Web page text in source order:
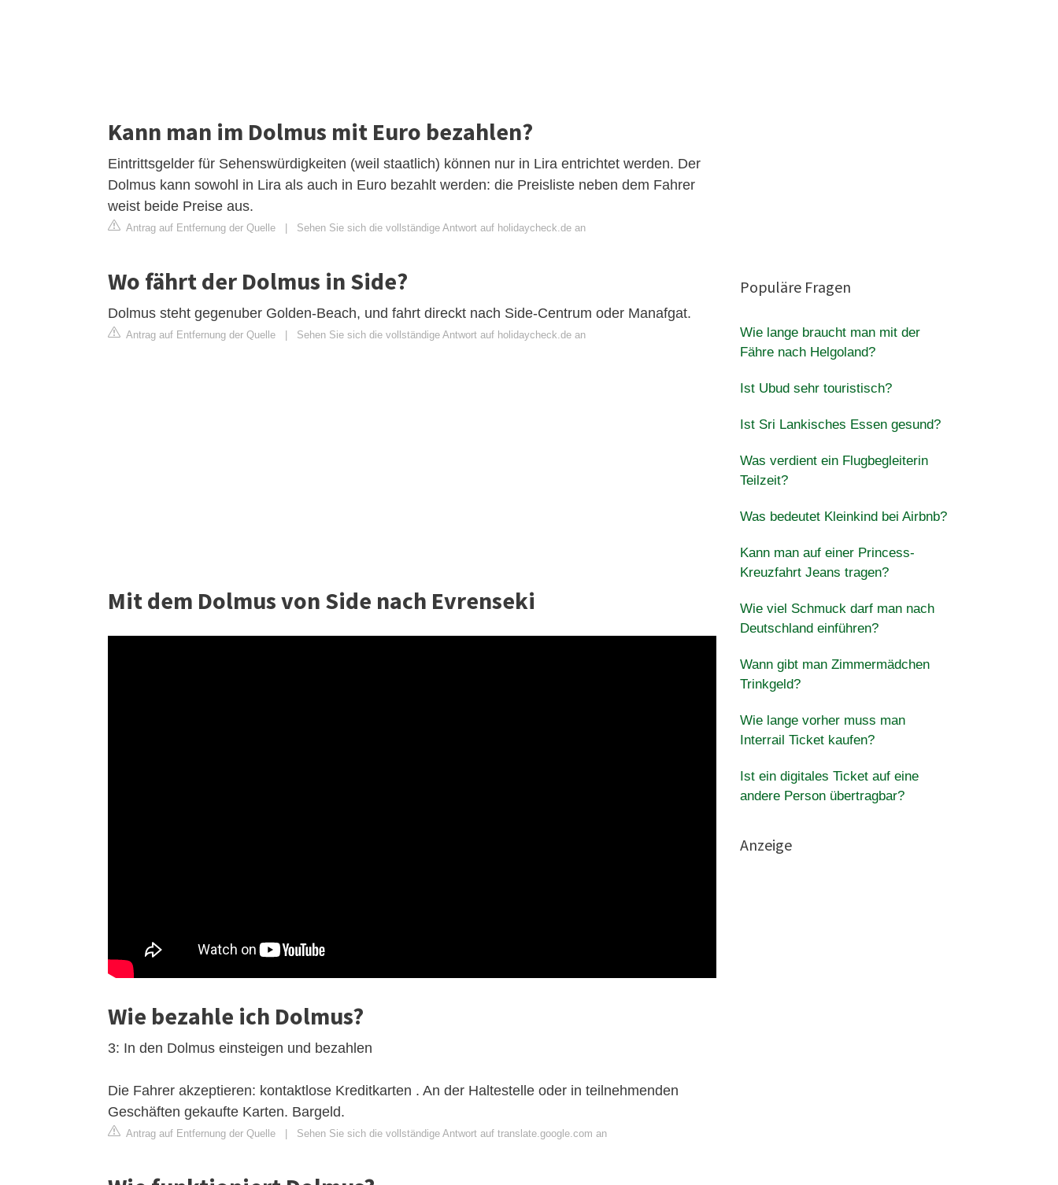
Kann man im Dolmus mit Euro bezahlen?
Eintrittsgelder für Sehenswürdigkeiten (weil staatlich) können nur in Lira entrichtet werden. Der
Dolmus kann sowohl in Lira als auch in Euro bezahlt werden: die Preisliste neben dem Fahrer
weist beide Preise aus.
Antrag auf Entfernung der Quelle Sehen Sie sich die vollständige Antwort auf holidaycheck.de an
Wo fährt der Dolmus in Side?
Dolmus steht gegenuber Golden-Beach, und fahrt direckt nach Side-Centrum oder Manafgat.
Antrag auf Entfernung der Quelle Sehen Sie sich die vollständige Antwort auf holidaycheck.de an
Mit dem Dolmus von Side nach Evrenseki
Wie bezahle ich Dolmus?
3: In den Dolmus einsteigen und bezahlen
Die Fahrer akzeptieren: kontaktlose Kreditkarten . An der Haltestelle oder in teilnehmenden
Geschäften gekaufte Karten. Bargeld.
Antrag auf Entfernung der Quelle | Sehen Sie sich die vollständige Antwort auf translate.google.com an
Populäre Fragen
Wie lange braucht man mit der
Fähre nach Helgoland?
Ist Ubud sehr touristisch?
Ist Sri Lankisches Essen gesund?
Was verdient ein Flugbegleiterin
Teilzeit?
Was bedeutet Kleinkind bei Airbnb?
Kann man auf einer Princess-
Kreuzfahrt Jeans tragen?
Wie viel Schmuck darf man nach
Deutschland einführen?
Wann gibt man Zimmermädchen
Trinkgeld?
Wie lange vorher muss man
Interrail Ticket kaufen?
Ist ein digitales Ticket auf eine
andere Person übertragbar?
Anzeige